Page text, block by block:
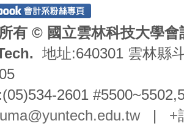
有 © 國立雲林科技大學
地址:640301 雲林縣
2601
uma@yuntech.edu.tw| +